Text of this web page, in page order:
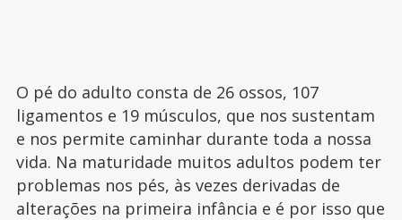
O pé do adulto consta de 26 ossos, 107
ligamentos e 19 músculos, que nos sustentam
e nos permite caminhar durante toda a nossa
vida. Na maturidade muitos adultos podem ter
problemas nos pés, às vezes derivadas de
alterações na primeira infância e é por isso que